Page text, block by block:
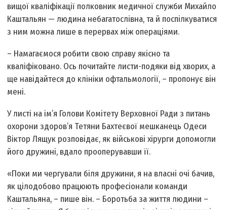
вищої кваліфікації полковник медичної служби Михайло
Каштальян — людина небагатослівна, та й поспілкуватися
з ним можна лише в перервах між операціями.
– Намагаємося робити свою справу якісно та
кваліфіковано. Ось почитайте листи-подяки від хворих, а
ще навідайтеся до клініки офтальмології, – пропонує він
мені.
У листі на ім’я Голови Комітету Верховної Ради з питань
охорони здоров’я Тетяни Бахтеєвої мешканець Одеси
Віктор Лящук розповідає, як військові хірурги допомогли
його дружині, вдало прооперувавши її.
«Поки ми чергували біля дружини, я на власні очі бачив,
як цілодобово працюють професіонали команди
Каштальяна, – пише він. – Боротьба за життя людини –